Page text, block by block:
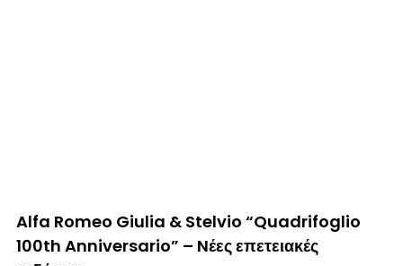
© enkinisi.gr
Alfa Romeo Giulia & Stelvio “Quadrifoglio
100th Anniversario” – Nέες επετειακές